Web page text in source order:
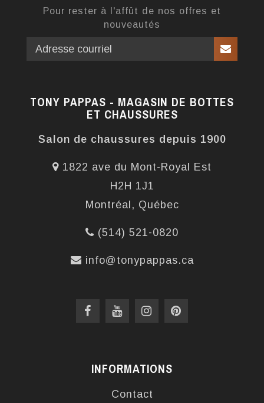
Pour rester à l'affût de nos offres et
nouveautés
TONY PAPPAS - MAGASIN DE BOTTES
ET CHAUSSURES
Salon de chaussures depuis 1900
1822 ave du Mont-Royal Est
H2H 1J1
Montréal, Québec
(514) 521-0820
info@tonypappas.ca
INFORMATIONS
Contact